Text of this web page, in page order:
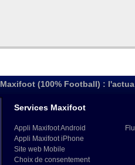
Maxifoot (100% Football) :
Services Maxifoot
Appli Maxifoot Android
Appli Maxifoot iPhone
Site web Mobile
Choix de consentement